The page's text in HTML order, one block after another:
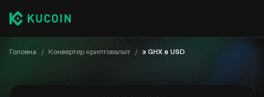
Головна / Конвертер криптовалют / з GHX в USD